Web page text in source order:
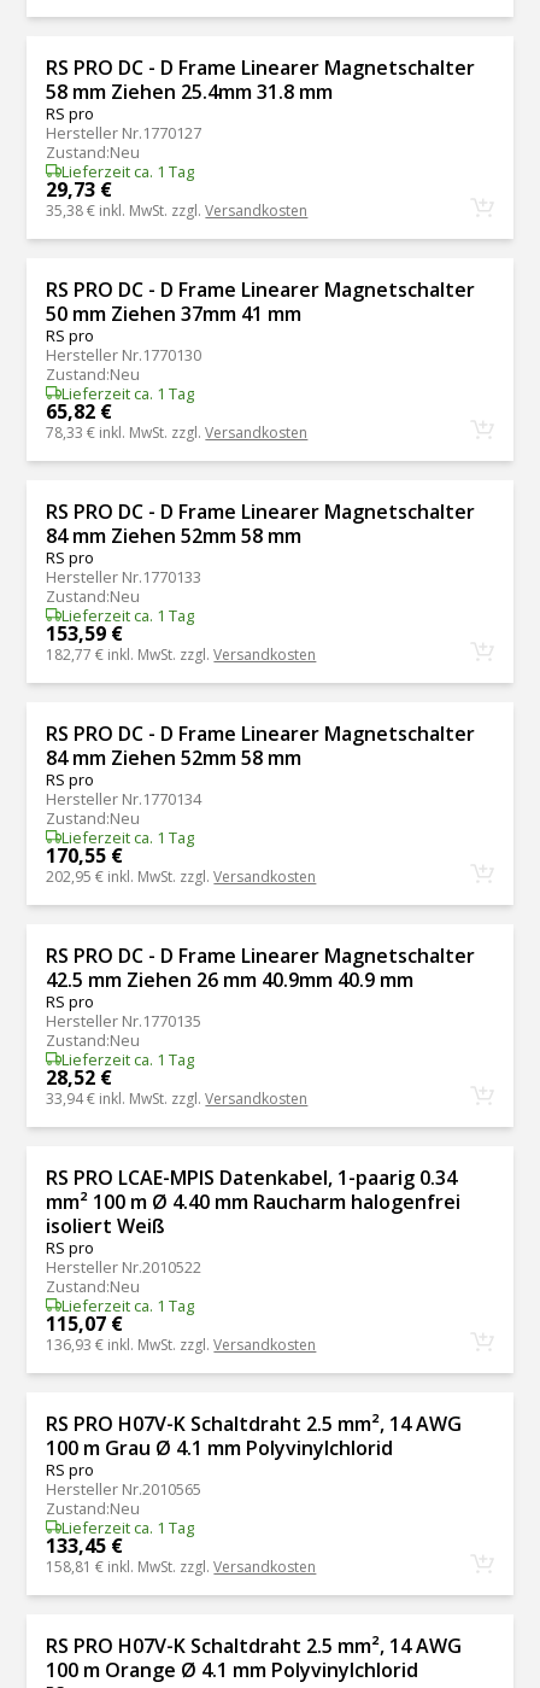
RS PRO DC - D Frame Linearer Magnetschalter
58 mm Ziehen 25.4mm 31.8 mm
RS pro
Hersteller Nr.1770127
Zustand:Neu
Lieferzeit ca. 1 Tag
29,73 €
35,38 € inkl. MwSt. zzgl.Versandkosten
RS PRO DC - D Frame Linearer Magnetschalter
50 mm Ziehen 37mm 41 mm
RS pro
Hersteller Nr.1770130
Zustand:Neu
Lieferzeit ca. 1 Tag
65,82 €
78,33 € inkl. MwSt. zzgl.Versandkosten
RS PRO DC - D Frame Linearer Magnetschalter
84 mm Ziehen 52mm 58 mm
RS pro
Hersteller Nr.1770133
Zustand:Neu
Lieferzeit ca. 1 Tag
153,59 €
182,77 € inkl. MwSt. zzgl.Versandkosten
RS PRO DC - D Frame Linearer Magnetschalter
84 mm Ziehen 52mm 58 mm
RS pro
Hersteller Nr.1770134
Zustand:Neu
Lieferzeit ca. 1 Tag
170,55 €
202,95 € inkl. MwSt. zzgl.Versandkosten
RS PRO DC - D Frame Linearer Magnetschalter
42.5 mm Ziehen 26 mm 40.9mm 40.9 mm
RS pro
Hersteller Nr.1770135
Zustand:Neu
Lieferzeit ca. 1 Tag
28,52 €
33,94 € inkl. MwSt. zzgl.Versandkosten
RS PRO LCAE-MPIS Datenkabel, 1-paarig 0.34
mm² 100 m Ø 4.40 mm Raucharm halogenfrei
isoliert Weiß
RS pro
Hersteller Nr.2010522
Zustand:Neu
Lieferzeit ca. 1 Tag
115,07 €
136,93 € inkl. MwSt. zzgl.Versandkosten
RS PRO H07V-K Schaltdraht 2.5 mm², 14 AWG
100 m Grau Ø 4.1 mm Polyvinylchlorid
RS pro
Hersteller Nr.2010565
Zustand:Neu
Lieferzeit ca. 1 Tag
133,45 €
158,81 € inkl. MwSt. zzgl.Versandkosten
RS PRO H07V-K Schaltdraht 2.5 mm², 14 AWG
100 m Orange Ø 4.1 mm Polyvinylchlorid